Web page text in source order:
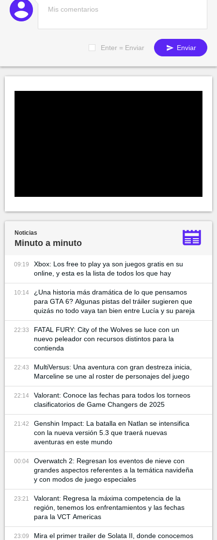
Enter = Enviar Enviar
Noticias
Minuto a minuto
09:19
Xbox: Los free to play ya son juegos gratis en su
online, y esta es la lista de todos los que hay
10:14
¿Una historia más dramática de lo que pensamos
para GTA 6? Algunas pistas del tráiler sugieren que
quizás no todo vaya tan bien entre Lucía y su pareja
22:33
FATAL FURY: City of the Wolves se luce con un
nuevo peleador con recursos distintos para la
contienda
22:43
MultiVersus: Una aventura con gran destreza inicia,
Marceline se une al roster de personajes del juego
22:14
Valorant: Conoce las fechas para todos los torneos
clasificatorios de Game Changers de 2025
21:42
Genshin Impact: La batalla en Natlan se intensifica
con la nueva versión 5.3 que traerá nuevas
aventuras en este mundo
00:04
Overwatch 2: Regresan los eventos de nieve con
grandes aspectos referentes a la temática navideña
y con modos de juego especiales
23:21
Valorant: Regresa la máxima competencia de la
región, tenemos los enfrentamientos y las fechas
para la VCT Americas
23:09
Mira el primer trailer de Solata II, donde conocemos